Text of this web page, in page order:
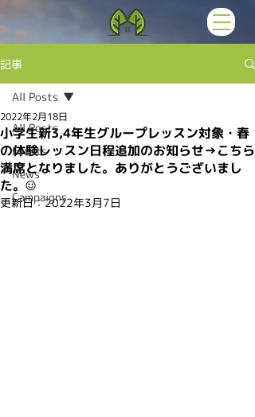
記事
All Posts
Events
News
Campaigns
All Posts
小学生新3,4年生グループレッスン対象・春
の体験レッスン日程追加のお知らせ→こちら
満席となりました。ありがとうございまし
た。☺︎
2022年2月18日
更新日：2022年3月7日